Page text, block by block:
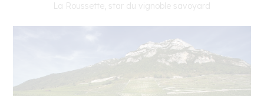
La Roussette, star du vignoble savoyard